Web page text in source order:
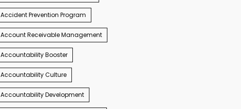
Accident Prevention Program
Account Receivable Management
Accountability Booster
Accountability Culture
Accountability Development